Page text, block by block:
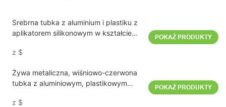
Srebrna tubka z aluminium i plastiku z
aplikatorem silikonowym w kształcie
z $
POKAŻ PRODUKTY
Żywa metaliczna, wiśniowo-czerwona
tubka z aluminiowym, plastikowym
z $
POKAŻ PRODUKTY